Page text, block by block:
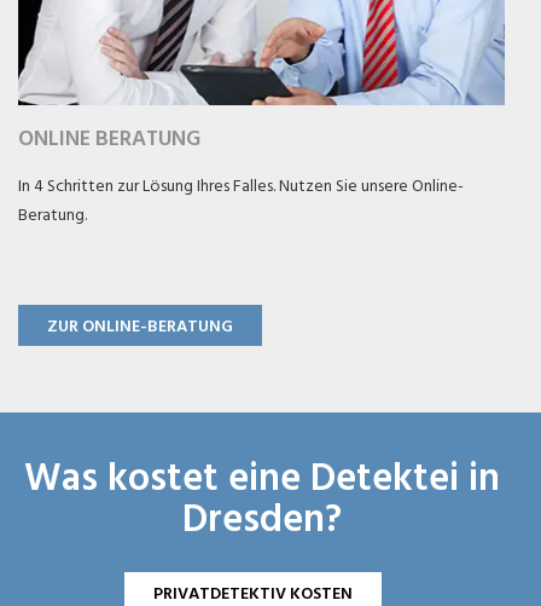
ONLINE BERATUNG
In 4 Schritten zur Lösung Ihres Falles. Nutzen Sie unsere Online-
Beratung.
ZUR ONLINE-BERATUNG
Was kostet eine Detektei in
Dresden?
PRIVATDETEKTIV KOSTEN